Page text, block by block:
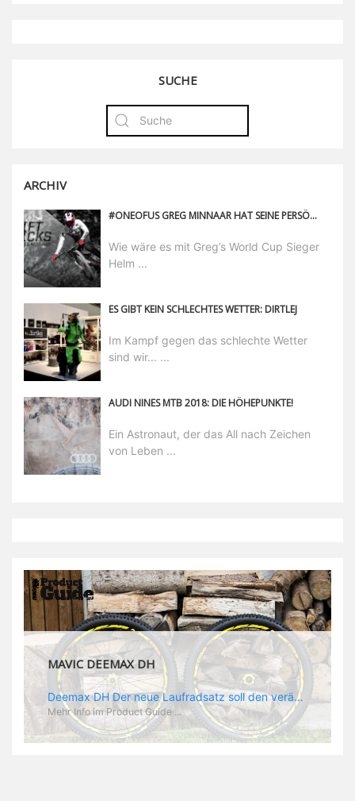
SUCHE
ARCHIV
#ONEOFUS GREG MINNAAR HAT SEINE PERSÖNLICHEN HIGHLIGHTS FÜR DICH ZUSAMMENGESTELLT.
Wie wäre es mit Greg’s World Cup Sieger
Helm ...
ES GIBT KEIN SCHLECHTES WETTER: DIRTLEJ
Im Kampf gegen das schlechte Wetter
sind wir... ...
AUDI NINES MTB 2018: DIE HÖHEPUNKTE!
Ein Astronaut, der das All nach Zeichen
von Leben ...
MAVIC DEEMAX DH
Deemax DH Der neue Laufradsatz soll den veränderten Ansprüchen im Downhill Einsatz gerecht werden: die Geschwindigkeiten werden immer höher, die Kräfte, die aufs Material wirken ebenfalls. Damit steigen natürlich auch die Ansprüche der Fahrer ans Material. Das einzige, was eventuell niedriger wird, ist der Reifendruck. Somit ergibt sich der Anforderungskatalog an das Deemax-Update. Hier ist das Ergebnis: - der Laufradsatz bekam eine neue Felge mit 28 mm Innenbreite. Laut Scott Sharples ist das der beste Kompromiss aus Stabilität, Gewicht und Steifigkeit, vor allem aber passt diese Breite am besten zu den Reifen, die aktuell auf dem Markt sind und im Renneinsatz gefahren werden. Es gehe auch breite und schmaler, 28 mm hätten sich aber im Test als Optimum herausgestellt. - mit einem 4D-Fertigungsprozess wurde die Materialverteilung optimiert: Stabilität dort, wo sie erforderlich ist, Gewichtsersparnis da, wo es Sinn macht. Somit gibt Mavic eine GGewichtsersparnis von 15 % an, ohne an Stabilität einzubüßen - neue, ultraleichte „double butted“ Speichen und ein super effizienter Freilauf - Mavics bewährtes UST System für perfekte Kompatibilität mit Tubeless Reifen - Gewicht (Laufradset): 1944 g)
Mehr Info im Product Guide ...